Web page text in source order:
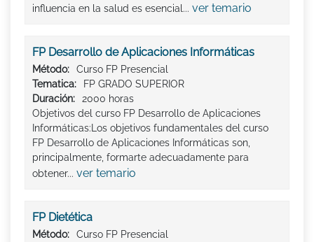
influencia en la salud es esencial... ver temario
FP Desarrollo de Aplicaciones Informáticas
Método:
Curso FP Presencial
Tematica:
FP GRADO SUPERIOR
Duración:
2000 horas
Objetivos del curso FP Desarrollo de Aplicaciones
Informáticas:Los objetivos fundamentales del curso
FP Desarrollo de Aplicaciones Informáticas son,
principalmente, formarte adecuadamente para
obtener... ver temario
FP Dietética
Método:
Curso FP Presencial